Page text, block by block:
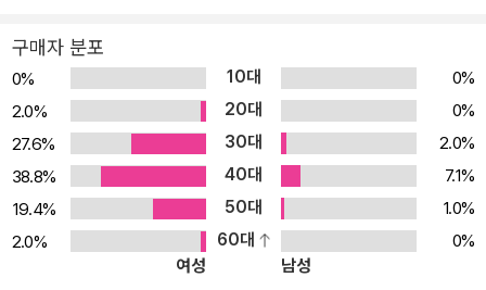
들어가고, 커다란 곰까지 들어가게 해달라고 조른다. 동물들을 좁은
공간이지만 기꺼이 자리를 내어준다. 동물들이 차례로 들어갈 때마다
장갑에는 창문이 생기고, 밤이 되면 불도 켜지지만 장갑은 모양은 변
하지 않고 그대로다. 과연 어떻게 된 것일까? 여러 가지 다양한 시도
를 볼 수 있는 감각적인 그림책 《장갑 겨울 한정 패키지》 1. 대형 장갑
아파트 안내도- 책 속에 잘라서 사용할 수 있게 들어 있다. 2. 책 케이
스- 장갑에 동물들이 들어간 것처럼 책도 따뜻한 책 케이스에 들어가
는 의미를 담았다. 작가가 수작업으로 만든 펠트 천에 장갑 모양의 구
멍을 낸 최초의 디자인을 그대로 살렸다. 인체에 무해한 최고급 친환
구매자 분포
0% 10대
0%
2.0%
20대
0%
27.6%
30대
2.0%
38.8%
40대
7.1%
19.4%
50대
1.0%
2.0%
60대
0%
여성
남성